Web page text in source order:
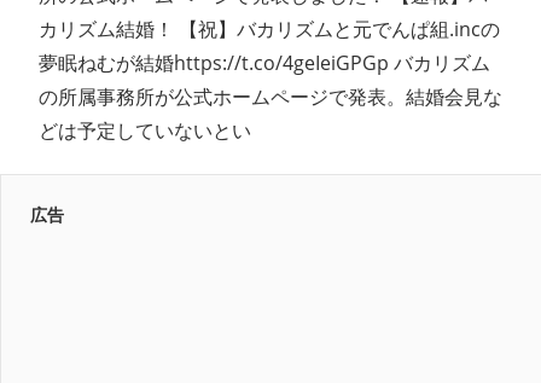
カリズム結婚！ 【祝】バカリズムと元でんぱ組.incの
夢眠ねむが結婚https://t.co/4geIeiGPGp バカリズム
の所属事務所が公式ホームページで発表。結婚会見な
どは予定していないとい
広告